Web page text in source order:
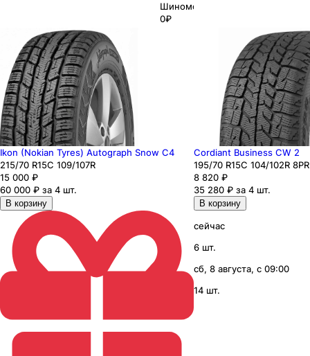
Шиномонтаж
0₽
Ikon (Nokian Tyres) Autograph Snow C4
215/70 R15C 109/107R
15 000 ₽
60 000 ₽ за 4 шт.
В корзину
Cordiant Business CW 2
195/70 R15C 104/102R 8PR
8 820 ₽
35 280 ₽ за 4 шт.
В корзину
сейчас
6 шт.
сб, 8 августа, с 09:00
14 шт.